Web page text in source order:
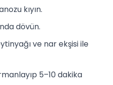
kıyın.
dövün.
ve nar ekşisi ile
5–10 dakika